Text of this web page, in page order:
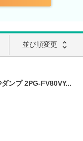
並び順変更 unfold_more
ンプ 2PG-FV80VY...